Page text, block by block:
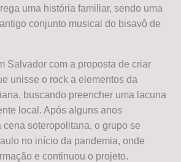
uma história familiar, sendo uma
conjunto musical do bisavô de
Salvador com a proposta de criar
unisse o rock a elementos da
buscando preencher uma lacuna
local. Após alguns anos
soteropolitana, o grupo se
no início da pandemia, onde
e continuou o projeto.